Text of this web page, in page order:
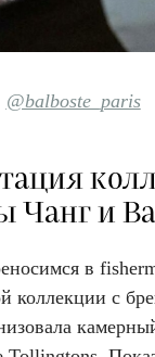
@balboste_paris
Чанг и
в
коллекции с